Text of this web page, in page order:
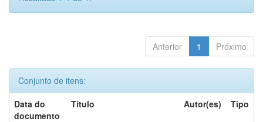
Anterior 1 Próximo
Conjunto de itens:
Data do
documento
Título Autor(es) Tipo